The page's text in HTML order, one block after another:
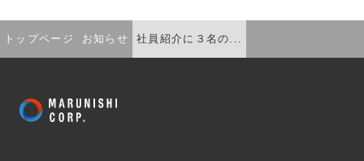
トップページ お知らせ 社員紹介に３名の...